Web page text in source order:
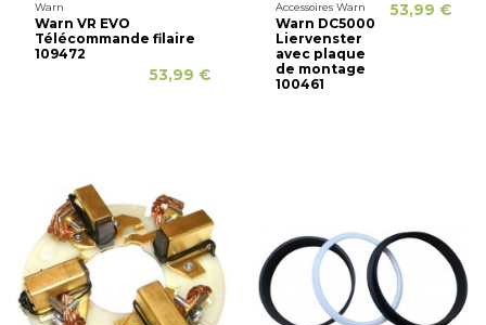
Warn
Warn VR EVO
Télécommande filaire
109472
53,99 €
Accessoires Warn
Warn DC5000
Liervenster
avec plaque
de montage
100461
53,99 €